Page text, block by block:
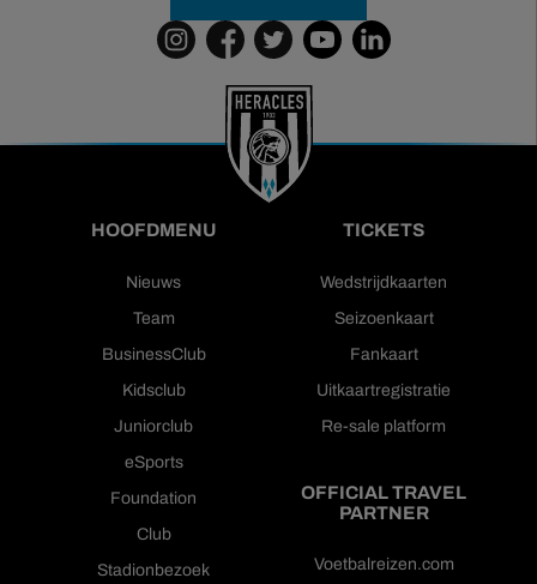
HOOFDMENU
Nieuws
Team
BusinessClub
Kidsclub
Juniorclub
eSports
Foundation
Club
Stadionbezoek
TICKETS
Wedstrijdkaarten
Seizoenkaart
Fankaart
Uitkaartregistratie
Re-sale platform
OFFICIAL TRAVEL
PARTNER
Voetbalreizen.com